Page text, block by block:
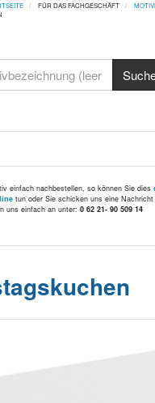
FÜR DAS FACHGESCHÄFT
einfach nachbestellen, so können Sie dies
tun oder Sie schicken uns eine Nachricht
uns einfach an unter: 0 62 21- 90 509 14